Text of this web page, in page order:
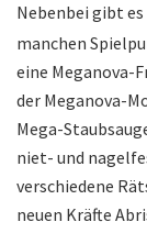
Nebenbei gibt es
manchen
eine Meganova-
der Meganova-
Mega-
niet- und
verschiedene
neuen Kräfte